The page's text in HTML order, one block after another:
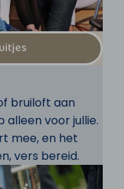
bruiloft aan
voor jullie.
mee, en het
vers bereid.